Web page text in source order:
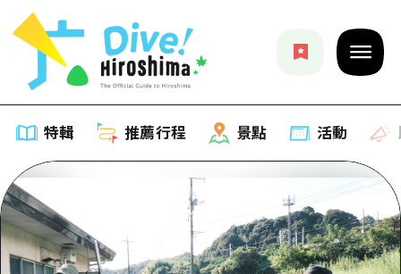
特輯 推薦行程 景點 活動
列表
推薦行程